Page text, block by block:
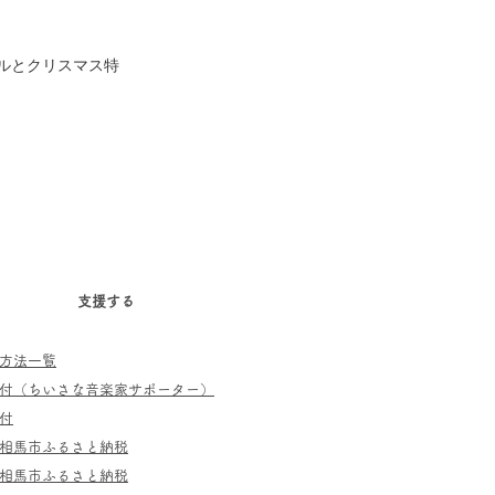
とクリスマス特
支援する
法一覧
（ちいさな音楽家サポーター）
馬市ふるさと納税
馬市ふるさと納税